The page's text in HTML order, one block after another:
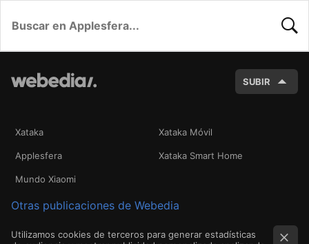
SUBIR
Xataka Xataka Móvil
Applesfera Xataka Smart Home
Mundo Xiaomi
Otras publicaciones de Webedia
Utilizamos cookies de terceros para generar estadísticas